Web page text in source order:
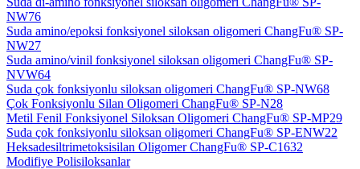
NW76
Suda amino/epoksi fonksiyonel siloksan oligomeri ChangFu® SP-
NW27
Suda amino/vinil fonksiyonel siloksan oligomeri ChangFu® SP-
NVW64
Suda çok fonksiyonlu siloksan oligomeri ChangFu® SP-NW68
Çok Fonksiyonlu Silan Oligomeri ChangFu® SP-N28
Metil Fenil Fonksiyonel Siloksan Oligomeri ChangFu® SP-MP29
Suda çok fonksiyonlu siloksan oligomeri ChangFu® SP-ENW22
Heksadesiltrimetoksisilan Oligomer ChangFu® SP-C1632
Modifiye Polisiloksanlar